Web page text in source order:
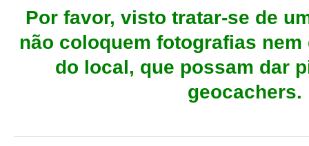
Por favor, visto tratar-se de
não coloquem fotografias
do local, que possam dar
geocachers.